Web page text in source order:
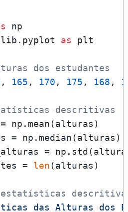
as plt
dos estudantes
, 165 , 170 , 175 , 168 ,
descritivas
np.mean(alturas)
= np.median(alturas)
=
= len(alturas)
das Alturas dos